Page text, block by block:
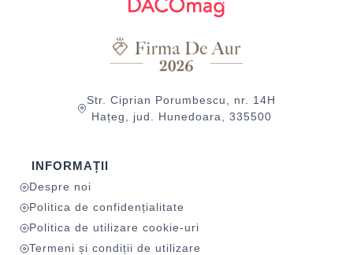
Str. Ciprian Porumbescu, nr. 14H
Hațeg, jud. Hunedoara, 335500
INFORMAȚII
Despre noi
Politica de confidențialitate
Politica de utilizare cookie-uri
Termeni și condiții de utilizare